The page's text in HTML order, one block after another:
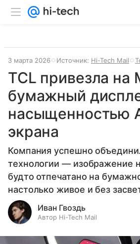
3 марта 2026 Источник: Hi-Tech Mail
TCL привезла на
бумажный
насыщенностью
экрана
Компания успешно
технологии — изображение
будто отпечатано на
настолько живое и без
Иван Гвоздь
Автор Hi-Tech Mail